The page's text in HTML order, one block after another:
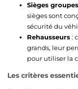
Sièges
sièges sont
sécurité du
Rehausseurs:
grands, leur
pour utiliser la
Les critères